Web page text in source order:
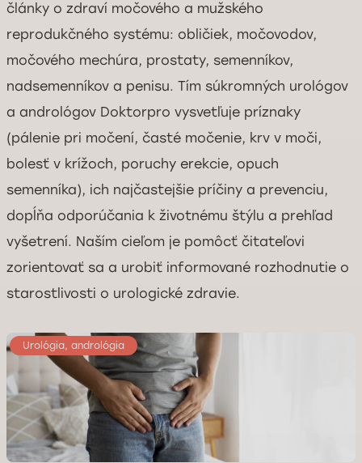
články o zdraví močového a mužského
reprodukčného systému: obličiek, močovodov,
močového mechúra, prostaty, semenníkov,
nadsemenníkov a penisu. Tím súkromných urológov
a andrológov Doktorpro vysvetľuje príznaky
(pálenie pri močení, časté močenie, krv v moči,
bolesť v krížoch, poruchy erekcie, opuch
semenníka), ich najčastejšie príčiny a prevenciu,
dopĺňa odporúčania k životnému štýlu a prehľad
vyšetrení. Naším cieľom je pomôcť čitateľovi
zorientovať sa a urobiť informované rozhodnutie o
starostlivosti o urologické zdravie.
Urológia, andrológia